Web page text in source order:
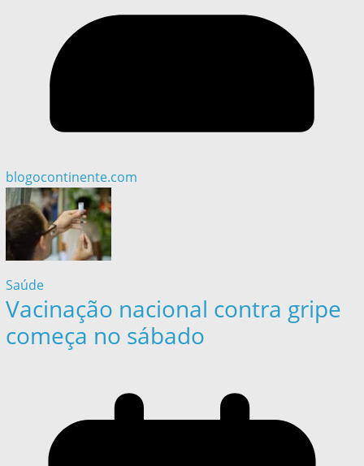
blogocontinente.com
Saúde
Vacinação nacional contra gripe
começa no sábado